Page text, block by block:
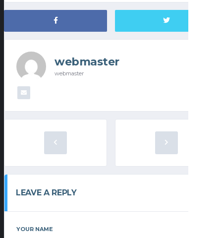
webmaster
webmaster
LEAVE A REPLY
YOUR NAME